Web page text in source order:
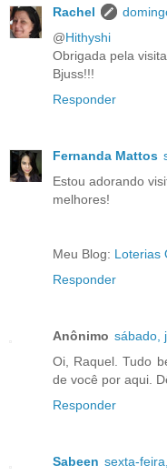
Rachel
@Hithyshi
Obrigada pela
Bjuss!!!
Responder
Fernanda Mattos
Estou adorando
melhores!
Meu Blog: Loterias
Responder
Anônimo sábado,
Oi, Raquel. Tudo
de você por aqui.
Responder
Sabeen sexta-